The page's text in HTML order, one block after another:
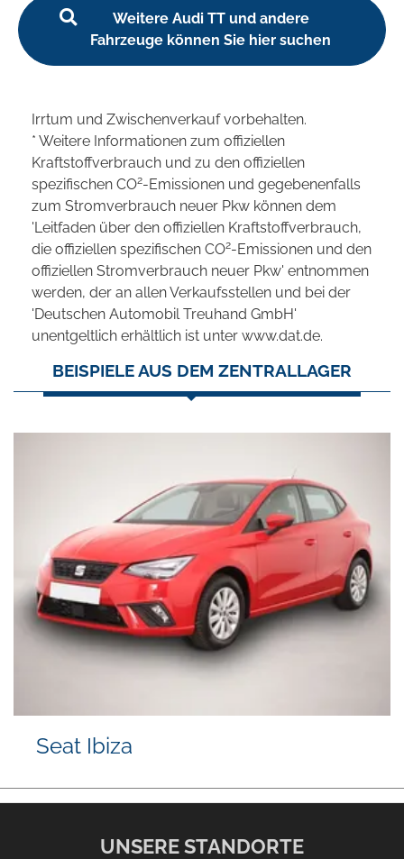
Weitere Audi TT und andere
Fahrzeuge können Sie hier suchen
Irrtum und Zwischenverkauf vorbehalten.
* Weitere Informationen zum offiziellen
Kraftstoffverbrauch und zu den offiziellen
spezifischen CO2-Emissionen und gegebenenfalls
zum Stromverbrauch neuer Pkw können dem
'Leitfaden über den offiziellen Kraftstoffverbrauch,
die offiziellen spezifischen CO2-Emissionen und den
offiziellen Stromverbrauch neuer Pkw' entnommen
werden, der an allen Verkaufsstellen und bei der
'Deutschen Automobil Treuhand GmbH'
unentgeltlich erhältlich ist unter www.dat.de.
BEISPIELE AUS DEM ZENTRALLAGER
UNSERE STANDORTE